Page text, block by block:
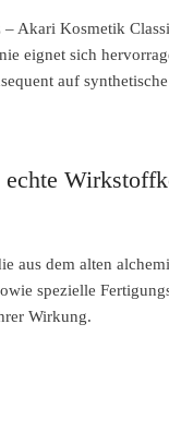
Akari Kosmetik
eignet sich
auf
aus dem alten
spezielle
Wirkung.